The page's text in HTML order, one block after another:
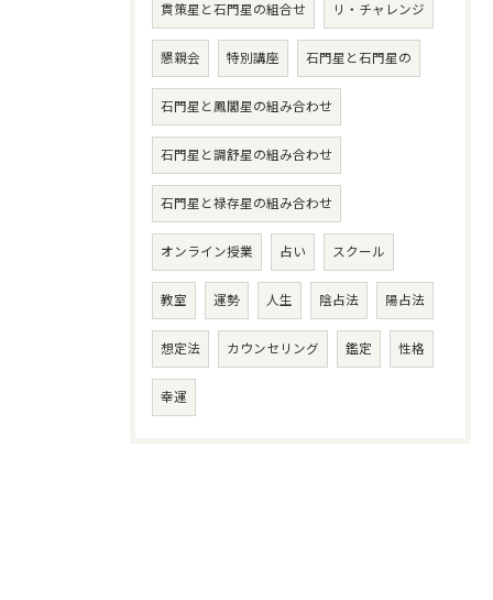
貫策星と石門星の組合せ リ・チャレンジ
懇親会 特別講座 石門星と石門星の
石門星と鳳閣星の組み合わせ
石門星と調舒星の組み合わせ
石門星と禄存星の組み合わせ
オンライン授業 占い スクール
教室 運勢 人生 陰占法 陽占法
想定法 カウンセリング 鑑定 性格
幸運